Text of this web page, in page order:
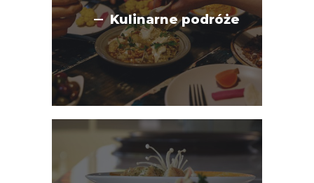
Kulinarne podróże